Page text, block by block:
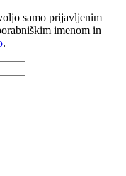
samo prijavljenim
imenom in
.